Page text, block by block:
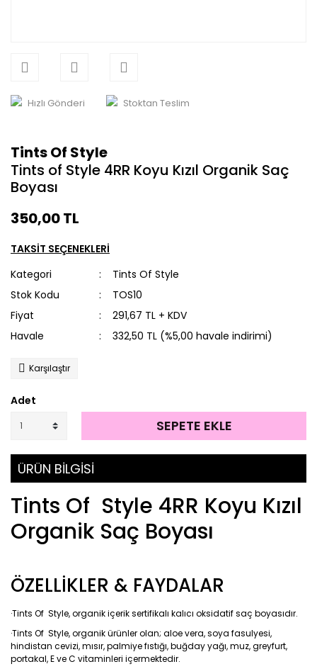
Hızlı Gönderi Stoktan Teslim
Tints Of Style
Tints of Style 4RR Koyu Kızıl Organik Saç
Boyası
350,00 TL
TAKSİT SEÇENEKLERİ
Kategori
Tints Of Style
Stok Kodu
TOS10
Fiyat
291,67 TL + KDV
Havale
332,50 TL (%5,00 havale indirimi)
Karşılaştır
Adet
SEPETE EKLE
ÜRÜN BİLGİSİ
Tints Of Style 4RR Koyu Kızıl
Organik Saç Boyası
ÖZELLİKLER & FAYDALAR
·Tints Of Style, organik içerik sertifikalı kalıcı oksidatif saç boyasıdır.
·Tints Of Style, organik ürünler olan; aloe vera, soya fasulyesi,
hindistan cevizi, mısır, palmiye fıstığı, buğday yağı, muz, greyfurt,
portakal, E ve C vitaminleri içermektedir.